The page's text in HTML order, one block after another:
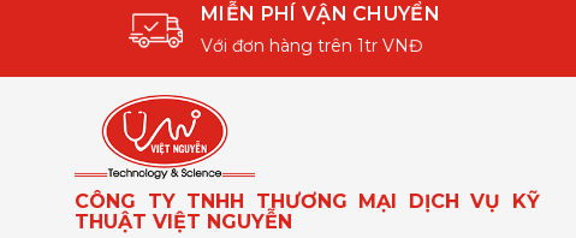
MIỄN PHÍ VẬN CHUYỂN
Với đơn hàng trên 1tr VNĐ
CÔNG TY TNHH THƯƠNG MẠI DỊCH VỤ KỸ
THUẬT VIỆT NGUYỄN